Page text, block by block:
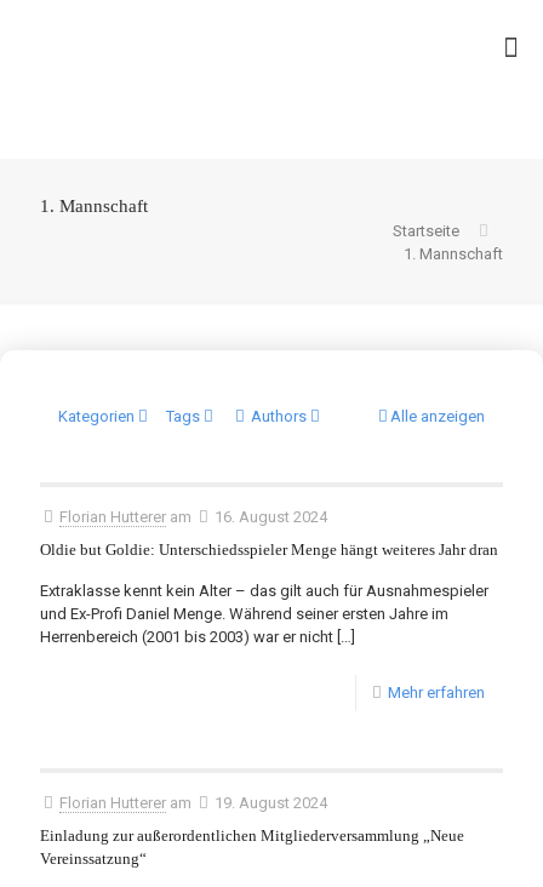
1. Mannschaft
Startseite
1. Mannschaft
Kategorien Tags Authors Alle anzeigen
Florian Hutterer am
16. August 2024
Oldie but Goldie: Unterschiedsspieler Menge hängt weiteres Jahr dran
Extraklasse kennt kein Alter – das gilt auch für Ausnahmespieler
und Ex-Profi Daniel Menge. Während seiner ersten Jahre im
Herrenbereich (2001 bis 2003) war er nicht […]
Mehr erfahren
Florian Hutterer am
19. August 2024
Einladung zur außerordentlichen Mitgliederversammlung „Neue
Vereinssatzung“